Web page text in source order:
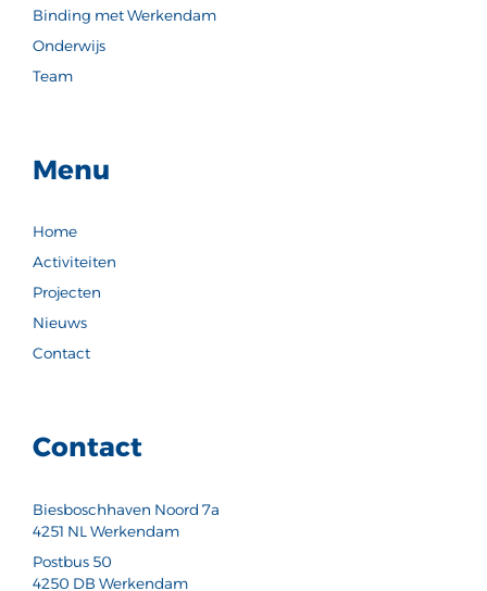
Contact
Biesboschhaven Noord 7a
4251 NL Werkendam
Postbus 50
4250 DB Werkendam
Menu
Home
Activiteiten
Projecten
Nieuws
Contact
Binding met Werkendam
Onderwijs
Team